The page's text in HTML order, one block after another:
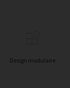
Design modulaire